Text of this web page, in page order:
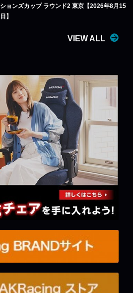
ションズカップ ラウンド2 東京【2026年8月15
日】
VIEW ALL